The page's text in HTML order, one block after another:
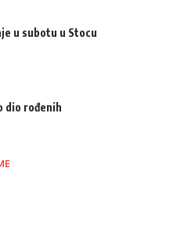
u subotu u Stocu
dio rođenih